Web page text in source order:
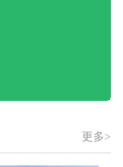
更多>